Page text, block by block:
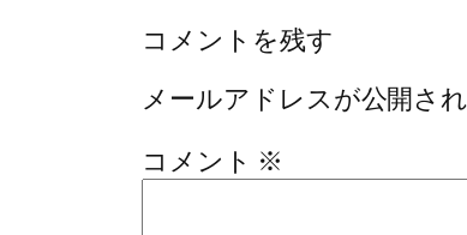
コメントを残す
メールアドレスが公開さ
コメント ※